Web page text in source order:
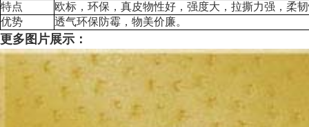
特点
欧标，环保，真皮物性好，强度大，拉撕力强，柔
优势
透气环保防霉，物美价廉。
更多图片展示：